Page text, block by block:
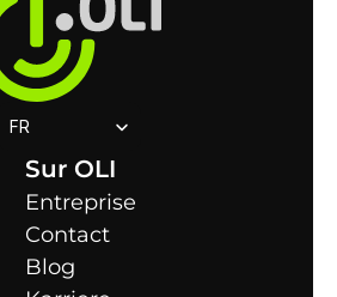
FR
Sur OLI
Entreprise
Contact
Blog